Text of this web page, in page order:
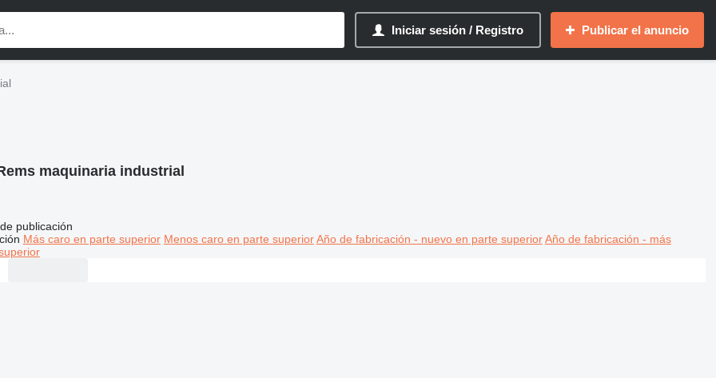
Iniciar sesión / Registro Publicar el anuncio
maquinaria industrial
publicación
Más caro en parte superior Menos caro en parte superior Año de fabricación - nuevo en parte superior Año de fabricación - más